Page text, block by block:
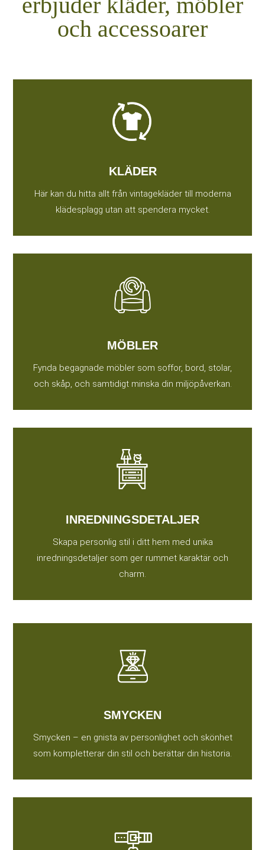
och accessoarer
KLÄDER
Här kan du hitta allt från vintagekläder till moderna
klädesplagg utan att spendera mycket.
MÖBLER
Fynda begagnade möbler som soffor, bord, stolar,
och skåp, och samtidigt minska din miljöpåverkan.
INREDNINGSDETALJER
Skapa personlig stil i ditt hem med unika
inredningsdetaljer som ger rummet karaktär och
charm.
SMYCKEN
Smycken – en gnista av personlighet och skönhet
som kompletterar din stil och berättar din historia.